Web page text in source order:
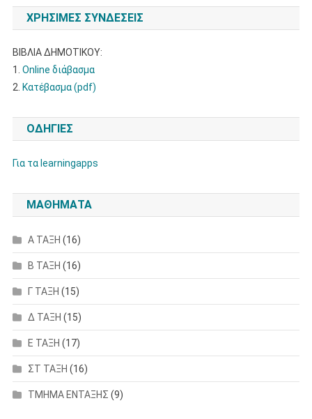
ΧΡΗΣΙΜΕΣ ΣΥΝΔΕΣΕΙΣ
ΒΙΒΛΙΑ ΔΗΜΟΤΙΚΟΥ:
1. Online διάβασμα
2. Κατέβασμα (pdf)
ΟΔΗΓΙΕΣ
Για τα learningapps
ΜΑΘΗΜΑΤΑ
Α ΤΑΞΗ (16)
Β ΤΑΞΗ (16)
Γ ΤΑΞΗ (15)
Δ ΤΑΞΗ (15)
Ε ΤΑΞΗ (17)
ΣΤ ΤΑΞΗ (16)
ΤΜΗΜΑ ΕΝΤΑΞΗΣ (9)